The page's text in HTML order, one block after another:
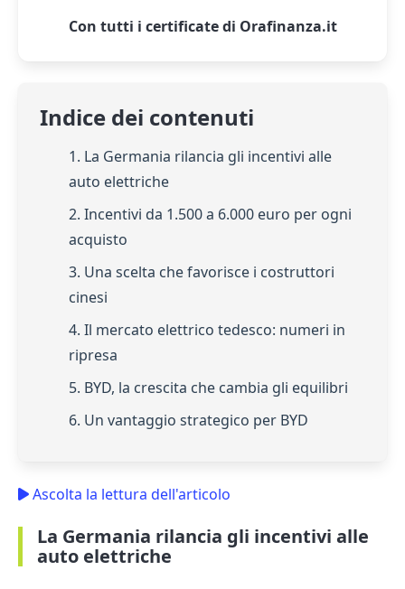
Con tutti i certificate di Orafinanza.it
Indice dei contenuti
1. La Germania rilancia gli incentivi alle
auto elettriche
2. Incentivi da 1.500 a 6.000 euro per ogni
acquisto
3. Una scelta che favorisce i costruttori
cinesi
4. Il mercato elettrico tedesco: numeri in
ripresa
5. BYD, la crescita che cambia gli equilibri
6. Un vantaggio strategico per BYD
Ascolta la lettura dell'articolo
La Germania rilancia gli incentivi alle
auto elettriche